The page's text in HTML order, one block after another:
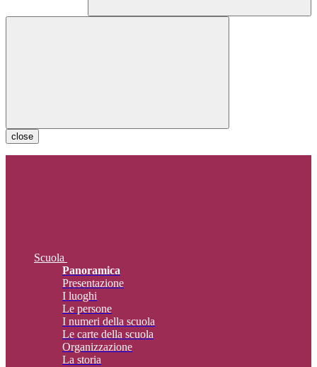
close
Scuola
Panoramica
Presentazione
I luoghi
Le persone
I numeri della scuola
Le carte della scuola
Organizzazione
La storia